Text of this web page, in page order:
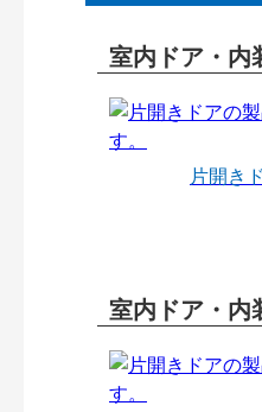
室内ドア・内
片開き
室内ドア・内